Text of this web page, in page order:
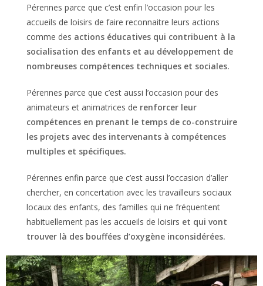
Pérennes parce que c’est enfin l’occasion pour les
accueils de loisirs de faire reconnaitre leurs actions
comme des actions éducatives qui contribuent à la
socialisation des enfants et au développement de
nombreuses compétences techniques et sociales.
Pérennes parce que c’est aussi l’occasion pour des
animateurs et animatrices de renforcer leur
compétences en prenant le temps de co-construire
les projets avec des intervenants à compétences
multiples et spécifiques.
Pérennes enfin parce que c’est aussi l’occasion d’aller
chercher, en concertation avec les travailleurs sociaux
locaux des enfants, des familles qui ne fréquentent
habituellement pas les accueils de loisirs et qui vont
trouver là des bouffées d’oxygène inconsidérées.